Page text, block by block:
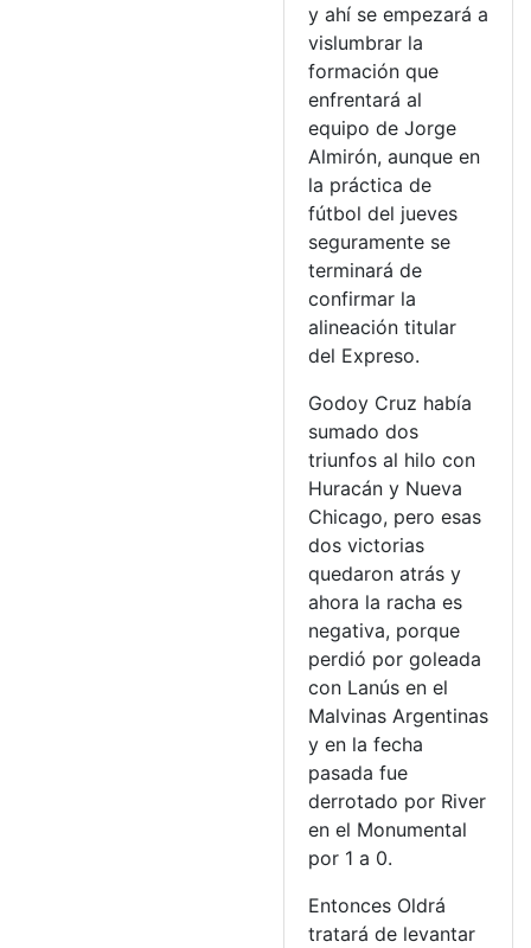
y ahí se empezará a
vislumbrar la
formación que
enfrentará al
equipo de Jorge
Almirón, aunque en
la práctica de
fútbol del jueves
seguramente se
terminará de
confirmar la
alineación titular
del Expreso.
Godoy Cruz había
sumado dos
triunfos al hilo con
Huracán y Nueva
Chicago, pero esas
dos victorias
quedaron atrás y
ahora la racha es
negativa, porque
perdió por goleada
con Lanús en el
Malvinas Argentinas
y en la fecha
pasada fue
derrotado por River
en el Monumental
por 1 a 0.
Entonces Oldrá
tratará de levantar